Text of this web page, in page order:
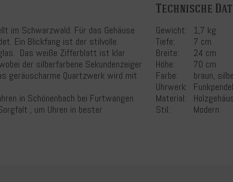
im Schwarzwald. Für das Gehäuse
Ein Blickfang ist der stilvolle
Das weiße Zifferblatt ist klar
der silberfarbene Sekundenzeiger
geräuscharme Quartzwerk wird mit
in Schönenbach bei Furtwangen
, um Uhren in bester
Technische
Gewicht:
1,7 kg
Tiefe:
7 cm
Breite:
24 cm
Höhe:
70 cm
Farbe:
braun,
Uhrwerk:
Material:
Stil:
Modern